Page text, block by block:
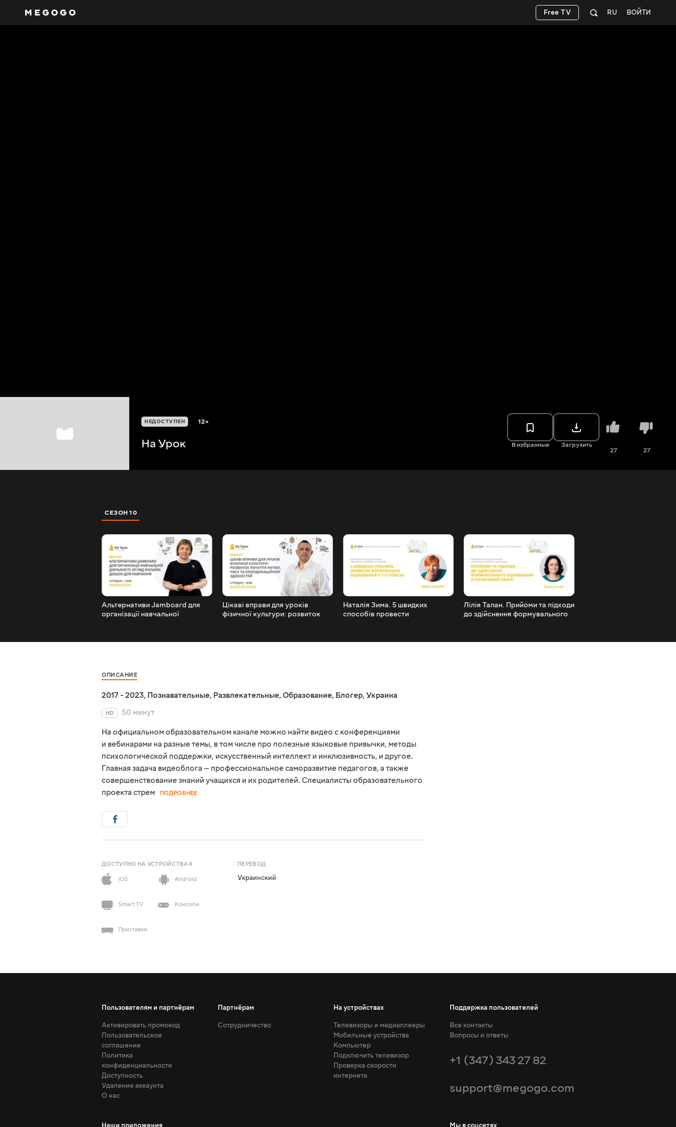
ВОЙТИ
RU
Free TV
НЕДОСТУПЕН 12+
На Урок В избранные Загрузить
27 27
СЕЗОН 10
Альтернативи Jamboard для
організації навчальної
Цікаві вправи для уроків
фізичної культури: розвиток
Наталія Зима. 5 швидких
способів провести
Лілія Талан. Прийоми та підходи
до здійснення формувального
ОПИСАНИЕ
2017 - 2023, Познавательные, Развлекательные, Образование, Блогер, Украина
HD
50 минут
На официальном образовательном канале можно найти видео с конференциями
и вебинарами на разные темы, в том числе про полезные языковые привычки, методы
психологической поддержки, искусственный интеллект и инклюзивность, и другое.
Главная задача видеоблога — профессиональное саморазвитие педагогов, а также
совершенствование знаний учащихся и их родителей. Специалисты образовательного
проекта стрем
ПОДРОБНЕЕ
ДОСТУПНО НА УСТРОЙСТВАХ
iOS
Android
Smart TV Консоли
Приставки
ПЕРЕВОД
Украинский
Пользователям и партнёрам
Активировать промокод
Пользовательское
соглашение
Политика
конфиденциальности
Доступность
Удаление аккаунта
О нас
Партнёрам
Сотрудничество
На устройствах
Телевизоры и медиаплееры
Мобильные устройства
Компьютер
Подключить телевизор
Проверка скорости
интернета
Поддержка пользователей
Все контакты
Вопросы и ответы
+1 (347) 343 27 82
support@megogo.com